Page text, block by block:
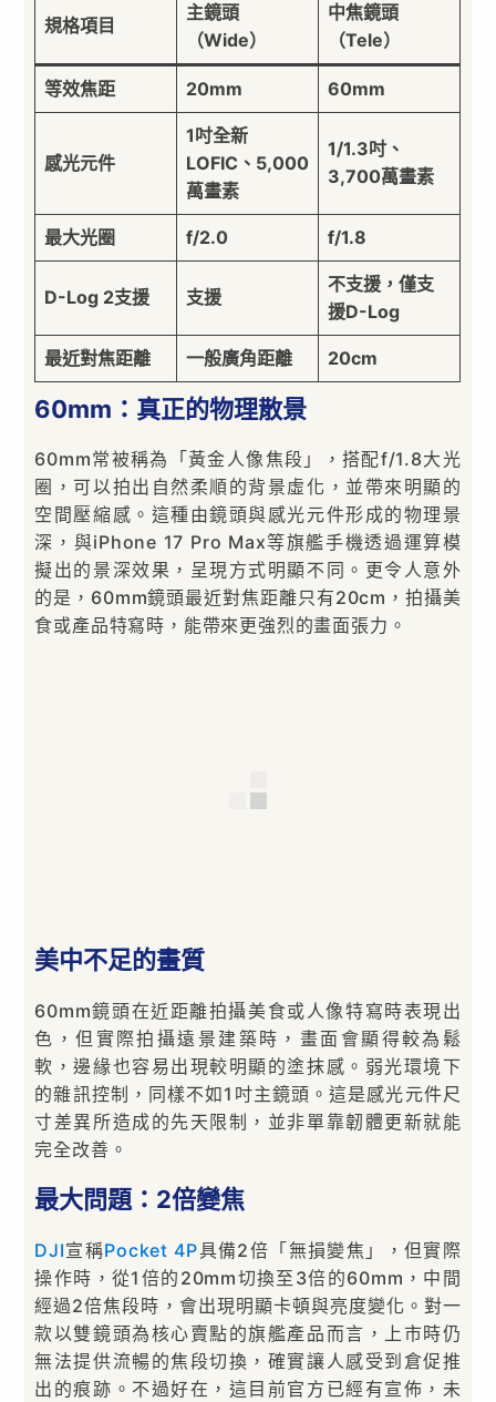
規格項目
主鏡頭
（Wide）
中焦鏡頭
（Tele）
等效焦距 20mm 60mm
感光元件
1吋全新
LOFIC、5,000
萬畫素
1/1.3吋、
3,700萬畫素
最大光圈 f/2.0 f/1.8
D-Log 2支援 支援
不支援，僅支
援D-Log
最近對焦距離 一般廣角距離 20cm
60mm：真正的物理散景
60mm常被稱為「黃金人像焦段」，搭配f/1.8大光
圈，可以拍出自然柔順的背景虛化，並帶來明顯的
空間壓縮感。這種由鏡頭與感光元件形成的物理景
深，與iPhone 17 Pro Max等旗艦手機透過運算模
擬出的景深效果，呈現方式明顯不同。更令人意外
的是，60mm鏡頭最近對焦距離只有20cm，拍攝美
食或產品特寫時，能帶來更強烈的畫面張力。
美中不足的畫質
60mm鏡頭在近距離拍攝美食或人像特寫時表現出
色，但實際拍攝遠景建築時，畫面會顯得較為鬆
軟，邊緣也容易出現較明顯的塗抹感。弱光環境下
的雜訊控制，同樣不如1吋主鏡頭。這是感光元件尺
寸差異所造成的先天限制，並非單靠韌體更新就能
完全改善。
最大問題：2倍變焦
DJI宣稱Pocket 4P具備2倍「無損變焦」，但實際
操作時，從1倍的20mm切換至3倍的60mm，中間
經過2倍焦段時，會出現明顯卡頓與亮度變化。對一
款以雙鏡頭為核心賣點的旗艦產品而言，上市時仍
無法提供流暢的焦段切換，確實讓人感受到倉促推
出的痕跡。不過好在，這目前官方已經有宣佈，未